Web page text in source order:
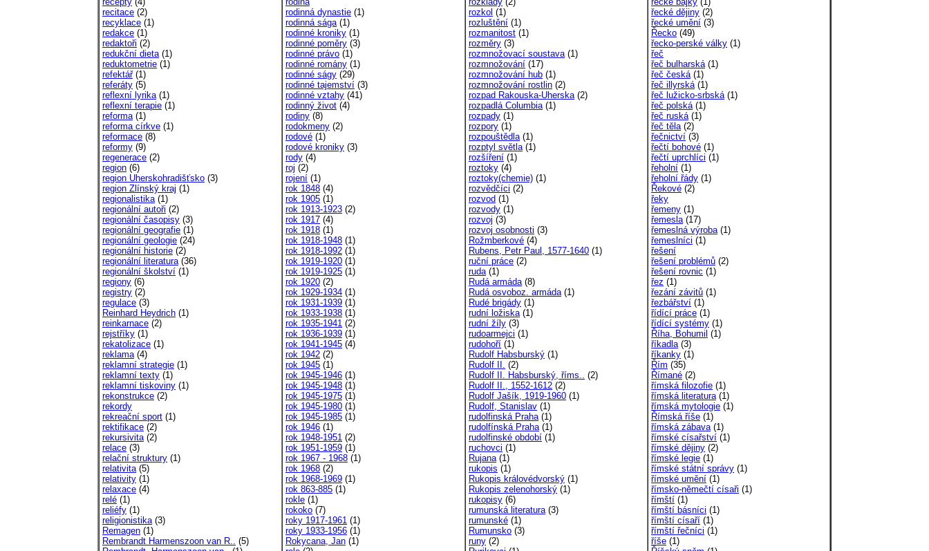
recitace (2)
recyklace (1)
redakce (1)
redaktoři (2)
redukční dieta(1)
reduktometrie (1)
refektář(1)
referáty (5)
reflexní lyrika(1)
reflexní terapie (1)
reforma(1)
reforma církve (1)
reformace (8)
reformy (9)
regenerace (2)
region (6)
region Uherskohradišťsko (3)
region Zlínský kraj (1)
regionalistika(1)
regionální autoři (2)
regionální časopisy (3)
regionální geografie (1)
regionální geologie (24)
regionální historie (2)
regionální literatura(36)
regionální školství (1)
regiony (6)
registry (2)
regulace (3)
Reinhard Heydrich (1)
reinkarnace (2)
rejstříky (1)
rekatolizace (1)
reklama(4)
reklamní strategie (1)
reklamní texty (1)
reklamní tiskoviny (1)
rekonstrukce (2)
rekordy
rekreační sport (1)
rektifikace (2)
rekursivita(2)
relace (3)
relační struktury (1)
relativita(5)
relativity (1)
relaxace (4)
relé (1)
reliéfy (1)
religionistika(3)
Remagen (1)
Rembrandt Harmenszoon van R.. (5)
rodinná dynastie (1)
rodinná sága(1)
rodinné kroniky (1)
rodinné poměry (3)
rodinné právo (1)
rodinné romány (1)
rodinné ságy (29)
rodinné tajemství (3)
rodinné vztahy (41)
rodinný život (4)
rodiny (8)
rodokmeny (2)
rodové (1)
rodové kroniky (3)
rody (4)
roj (2)
rojení (1)
rok 1848 (4)
rok 1905 (1)
rok 1913-1923 (2)
rok 1917 (4)
rok 1918 (1)
rok 1918-1948 (1)
rok 1918-1992 (1)
rok 1919-1920 (1)
rok 1919-1925 (1)
rok 1920 (2)
rok 1929-1934 (1)
rok 1931-1939 (1)
rok 1933-1938 (1)
rok 1935-1941 (2)
rok 1936-1939 (1)
rok 1941-1945 (4)
rok 1942 (2)
rok 1945 (1)
rok 1945-1946 (1)
rok 1945-1948 (1)
rok 1945-1975 (1)
rok 1945-1980 (1)
rok 1945-1985 (1)
rok 1946 (1)
rok 1948-1951 (2)
rok 1951-1959 (1)
rok 1967 - 1968 (1)
rok 1968 (2)
rok 1968-1969 (1)
rok 863-885 (1)
rokle (1)
rokoko (7)
roky 1917-1961 (1)
roky 1933-1956 (1)
Rokycana, Jan (1)
rozkol (1)
rozluštění (1)
rozmanitost (1)
rozměry (3)
rozmnožovací soustava(1)
rozmnožování (17)
rozmnožování hub (1)
rozmnožování rostlin (2)
rozpad Rakouska-Uherska(2)
rozpadlá Columbia(1)
rozpady (1)
rozpory (1)
rozpouštědla(1)
rozptyl světla(1)
rozšíření (1)
roztoky (4)
roztoky(chemie) (1)
rozvědčíci (2)
rozvod (1)
rozvody (1)
rozvoj (3)
rozvoj osobnosti (3)
Rožmberkové (4)
Rubens, Petr Paul, 1577-1640 (1)
ruční práce (2)
ruda(1)
Rudá armáda(8)
Rudá osvoboz. armáda(1)
Rudé brigády (1)
rudní ložiska(1)
rudní žíly (3)
rudoarmejci (1)
rudohoří (1)
Rudolf Habsburský (1)
Rudolf II. (2)
Rudolf II. Habsburský, říms.. (2)
Rudolf II., 1552-1612 (2)
Rudolf Jašík, 1919-1960 (1)
Rudolf, Stanislav (1)
rudolfinská Praha(1)
rudolfínská Praha(1)
rudolfinské období (1)
ruchovci (1)
Rujana(1)
rukopis (1)
Rukopis královédvorský (1)
Rukopis zelenohorský (1)
rukopisy (6)
rumunská literatura(3)
rumunské (1)
Rumunsko (3)
runy (2)
řecké dějiny (2)
řecké umění (3)
Řecko (49)
řecko-perské války (1)
řeč
řeč bulharská(1)
řeč česká(1)
řeč illyrská(1)
řeč lužicko-srbská(1)
řeč polská(1)
řeč ruská(1)
řeč těla(2)
řečnictví (3)
řečtí bohové (1)
řečtí uprchlíci (1)
řeholní (1)
řeholní řády (1)
Řekové (2)
řeky
řemeny (1)
řemesla(17)
řemeslná výroba(1)
řemeslníci (1)
řešení
řešení problémů (2)
řešení rovnic (1)
řez (1)
řezání závitů (1)
řezbářství (1)
řídící práce (1)
řídící systémy (1)
Říha, Bohumil (1)
říkadla(3)
říkanky (1)
Řím (35)
Římané (2)
římská filozofie (1)
římská literatura(1)
římská mytologie (1)
Římská říše (1)
římská zábava(1)
římské císařství (1)
římské dějiny (2)
římské legie (1)
římské státní správy (1)
římské umění (1)
římsko-němečtí císaři (1)
římští (1)
římští básníci (1)
římští císaří (1)
římští řečníci (1)
říše (1)